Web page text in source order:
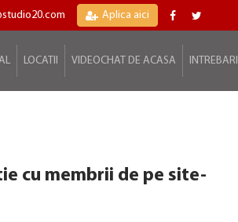
Aplica aici
LOCATII VIDEOCHAT DE ACASA INTREBARI
cu membrii de pe site-